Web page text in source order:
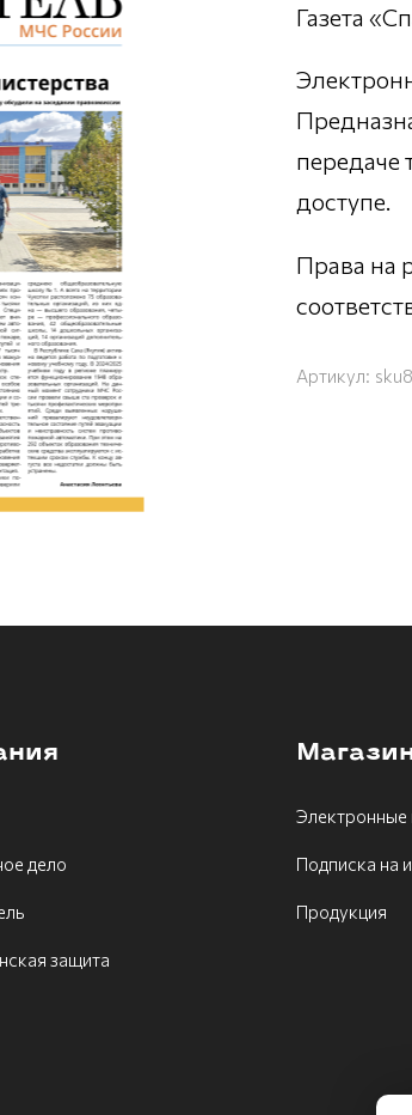
Газета
передаче
доступе.
Права на
Артикул:
дело
защита
Электронные
Подписка на
Продукция